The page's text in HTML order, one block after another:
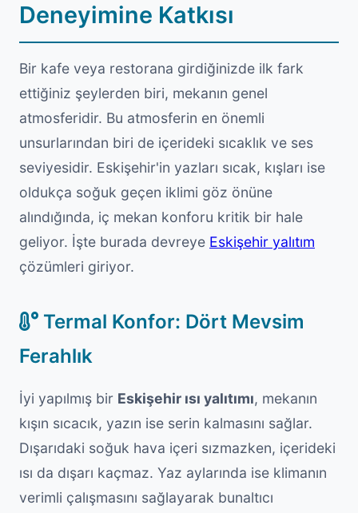
Deneyimine Katkısı
Bir kafe veya restorana girdiğinizde ilk fark
ettiğiniz şeylerden biri, mekanın genel
atmosferidir. Bu atmosferin en önemli
unsurlarından biri de içerideki sıcaklık ve ses
seviyesidir. Eskişehir'in yazları sıcak, kışları ise
oldukça soğuk geçen iklimi göz önüne
alındığında, iç mekan konforu kritik bir hale
geliyor. İşte burada devreye Eskişehir yalıtım
çözümleri giriyor.
Termal Konfor: Dört Mevsim
Ferahlık
İyi yapılmış bir Eskişehir ısı yalıtımı, mekanın
kışın sıcacık, yazın ise serin kalmasını sağlar.
Dışarıdaki soğuk hava içeri sızmazken, içerideki
ısı da dışarı kaçmaz. Yaz aylarında ise klimanın
verimli çalışmasını sağlayarak bunaltıcı